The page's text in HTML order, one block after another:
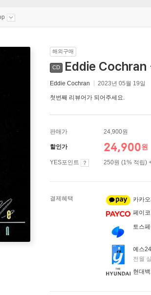
해외구매
CD Eddie
Eddie Cochran 2023년 05월 19일
첫번째 리뷰어가 되어주세요.
판매가 24,900원
할인가 24,900원
YES포인트 250원 (1% 적립)
결제혜택 카카오
페이코
토스페
예스
전월
현대